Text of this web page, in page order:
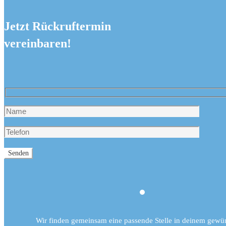
Jetzt Rückruftermin
vereinbaren!
Wir finden gemeinsam eine passende Stelle in deinem